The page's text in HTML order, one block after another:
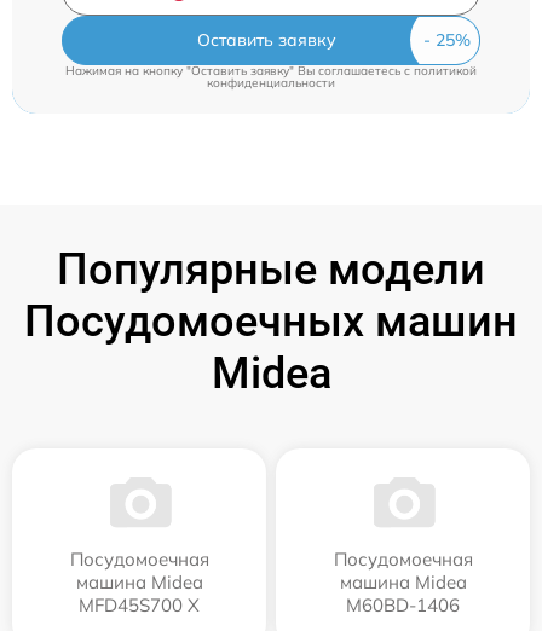
Оставить заявку
Нажимая на кнопку "Оставить заявку" Вы соглашаетесь cполитикой
конфиденциальности
Популярные модели
Посудомоечных машин
Midea
Посудомоечная
машина Midea
MFD45S700 X
Посудомоечная
машина Midea
M60BD-1406